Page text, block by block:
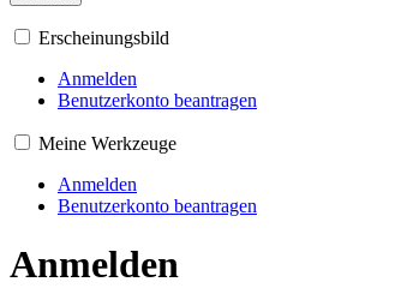
Erscheinungsbild
Anmelden
Benutzerkonto beantragen
Meine Werkzeuge
Anmelden
Benutzerkonto beantragen
Anmelden